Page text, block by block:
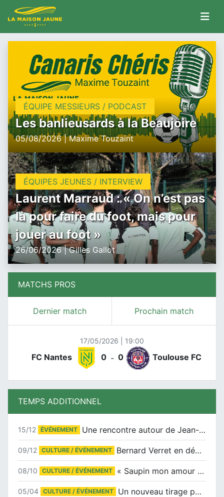
ÉQUIPE MESSIEURS / PODCAST
Les banlieusards à la Beaujoire
05/08/2026 | Maxime Touzaint
ÉQUIPES JEUNES / INTERVIEW
Laurent Marraud : « On n’est pas
là pour faire du foot, mais pour
jouer au foot »
26/06/2026 | Gilles Gallot
MATCHS PROS
Dernier match Prochain match
17/05/2026 | 19:00
FC Nantes 0 - 0 Toulouse FC
TEMPS ADDITIONNEL
15/12 ÉVÉNEMENT Une rencontre autour de Jean-Claude Suaudeau
09/12 CULTURE / ÉVÉNEMENT Bernard Verret en dédicaces le samedi 13 décembre à l’Espace Culturel Atlantis
08/10 CULTURE / ÉVÉNEMENT « Saupin mon amour » au salon du livre de Trentemoult
05/04 CULTURE / ÉVÉNEMENT Un nouveau tirage pour le Docu-BD